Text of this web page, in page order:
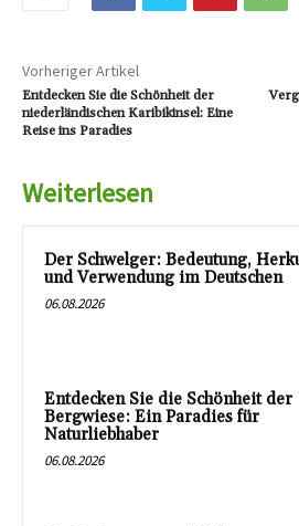
Vorheriger Artikel
Entdecken Sie die Schönheit der
niederländischen Karibikinsel: Eine
Reise ins Paradies
Weiterlesen
Der Schwelger: Bedeutung,
und Verwendung im Deutschen
06.08.2026
Entdecken Sie die Schönheit der
Bergwiese: Ein Paradies für
Naturliebhaber
06.08.2026